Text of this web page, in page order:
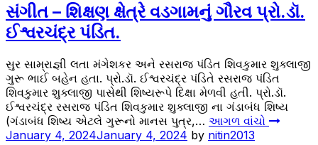
સંગીત – શિક્ષણ ક્ષેત્રે વડગામનું ગૌરવ પ્રો.ડૉ.
ઈશ્વરચંદ્ર પંડિત.
સુર સામ્રાજ્ઞી લતા મંગેશકર અને રસરાજ પંડિત શિવકુમાર શુક્લાજી
ગુરૂ ભાઈ બહેન હતા. પ્રો.ડૉ. ઈશ્વરચંદ્ર પંડિતે રસરાજ પંડિત
શિવકુમાર શુક્લાજી પાસેથી શિષ્યરૂપે દિક્ષા મેળવી હતી. પ્રો.ડૉ.
ઈશ્વરચંદ્ર રસરાજ પંડિત શિવકુમાર શુક્લાજી ના ગંડાબંધ શિષ્ય
(ગંડાબંધ શિષ્ય એટલે ગુરૂનો માનસ પુત્ર,… આગળ વાંચો
January 4, 2024January 4, 2024 by nitin2013